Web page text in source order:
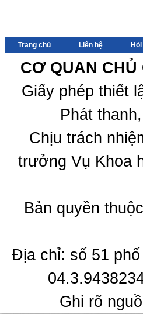
Trang chủ Liên hệ
CƠ QUAN
Giấy phép thiết
Phát
Chịu trách
trưởng Vụ Khoa
Bản quyền
Địa chỉ: số 51
Ghi rõ